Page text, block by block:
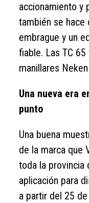
accionamiento y
también se hace
embrague y un
fiable. Las TC
manillares
Una nueva era
punto
Una buena
de la marca que
toda la provincia
aplicación para
a partir del 25